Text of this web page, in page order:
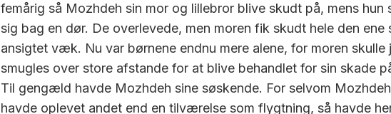
femårig så Mozhdeh sin mor og lillebror blive skudt på, mens hun
sig bag en dør. De overlevede, men moren fik skudt hele den ene
ansigtet væk. Nu var børnene endnu mere alene, for moren
smugles over store afstande for at blive behandlet for sin skade
Til gengæld havde Mozhdeh sine søskende. For selvom
havde oplevet andet end en tilværelse som flygtning, så havde